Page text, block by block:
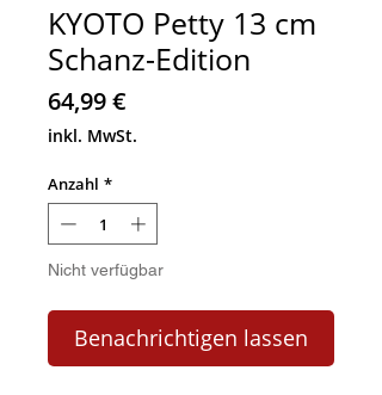
KYOTO Petty 13 cm
Schanz-Edition
64,99 €
inkl. MwSt.
Anzahl *
Nicht verfügbar
Benachrichtigen lassen